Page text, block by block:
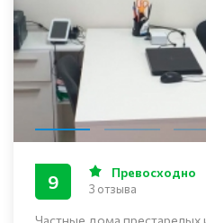
Частные дома престарелых
9 Превосходно
3 отзыва